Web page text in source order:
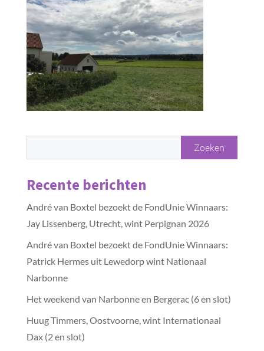
Recente berichten
André van Boxtel bezoekt de FondUnie Winnaars:
Jay Lissenberg, Utrecht, wint Perpignan 2026
André van Boxtel bezoekt de FondUnie Winnaars:
Patrick Hermes uit Lewedorp wint Nationaal
Narbonne
Het weekend van Narbonne en Bergerac (6 en slot)
Huug Timmers, Oostvoorne, wint Internationaal
Dax (2 en slot)